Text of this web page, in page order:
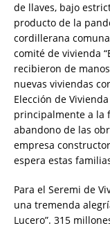
de llaves, bajo
producto de la
cordillerana
comité de vivienda
recibieron de
nuevas viviendas
Elección de
principalmente a la
abandono de las
empresa
espera estas
Para el Seremi de
una tremenda
Lucero”. 315